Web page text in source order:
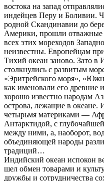
востока на запад
индейцев Перу и Боливии.
родной Скандинавии до
Америки, прошли отважные
всех этих мореходов
неизвестны. Европейцам
Тихий океан заново. Зато в
столкнулись с развитым
«Эритрейского моря»,
как именовали его древние
хорошо известно народам
острова, лежащие в океане.
четырьмя материками —
Антарктидой, с
между ними, а, наоборот,
объединяющей народы
традиций…
Индийский океан испокон
шел обмен товарами и
дружбы и сотрудничества